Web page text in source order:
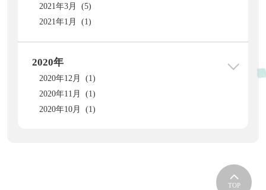
2021年3月 (5)
2021年1月 (1)
2020年
2020年12月 (1)
2020年11月 (1)
2020年10月 (1)
TOP